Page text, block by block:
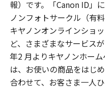
報）です。「Canon ID」
ノンフォトサークル（有
キヤノンオンラインショ
ど、さまざまなサービス
年2 月よりキヤノンホー
は、お使いの商品をはじ
合わせて、お客さま一人